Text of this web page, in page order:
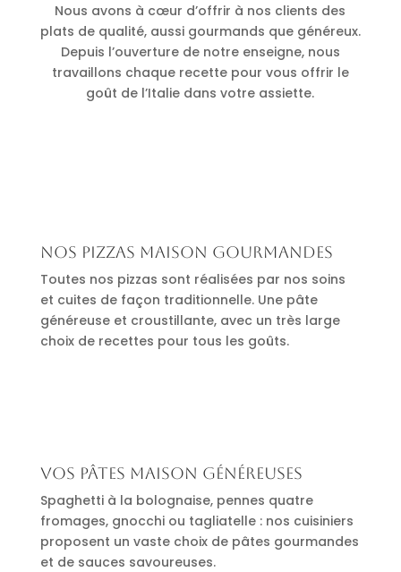
Nous avons à cœur d’offrir à nos clients des
plats de qualité, aussi gourmands que généreux.
Depuis l’ouverture de notre enseigne, nous
travaillons chaque recette pour vous offrir le
goût de l’Italie dans votre assiette.
Nos pizzas maison gourmandes
Toutes nos pizzas sont réalisées par nos soins
et cuites de façon traditionnelle. Une pâte
généreuse et croustillante, avec un très large
choix de recettes pour tous les goûts.
Vos pâtes maison généreuses
Spaghetti à la bolognaise, pennes quatre
fromages, gnocchi ou tagliatelle : nos cuisiniers
proposent un vaste choix de pâtes gourmandes
et de sauces savoureuses.